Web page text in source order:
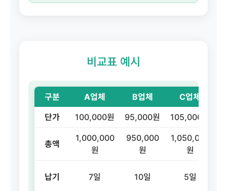
비교표 예시
구분 A업체 B업체
C업체
단가
100,000원 95,000원 105,000원
총액
1,000,000
원
950,000
원
1,050,000
원
납기 7일 10일 5일